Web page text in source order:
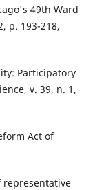
49th Ward
p. 193-218,
Participatory
v. 39, n. 1,
Act of
representative